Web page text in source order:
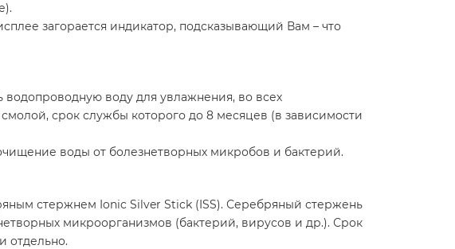
загорается индикатор, подсказывающий Вам – что
воду для увлажнения, во всех
срок службы которого до 8 месяцев (в зависимости
воды от болезнетворных микробов и бактерий.
стержнем Ionic Silver Stick (ISS). Серебряный стержень
микроорганизмов (бактерий, вирусов и др.). Срок
отдельно.